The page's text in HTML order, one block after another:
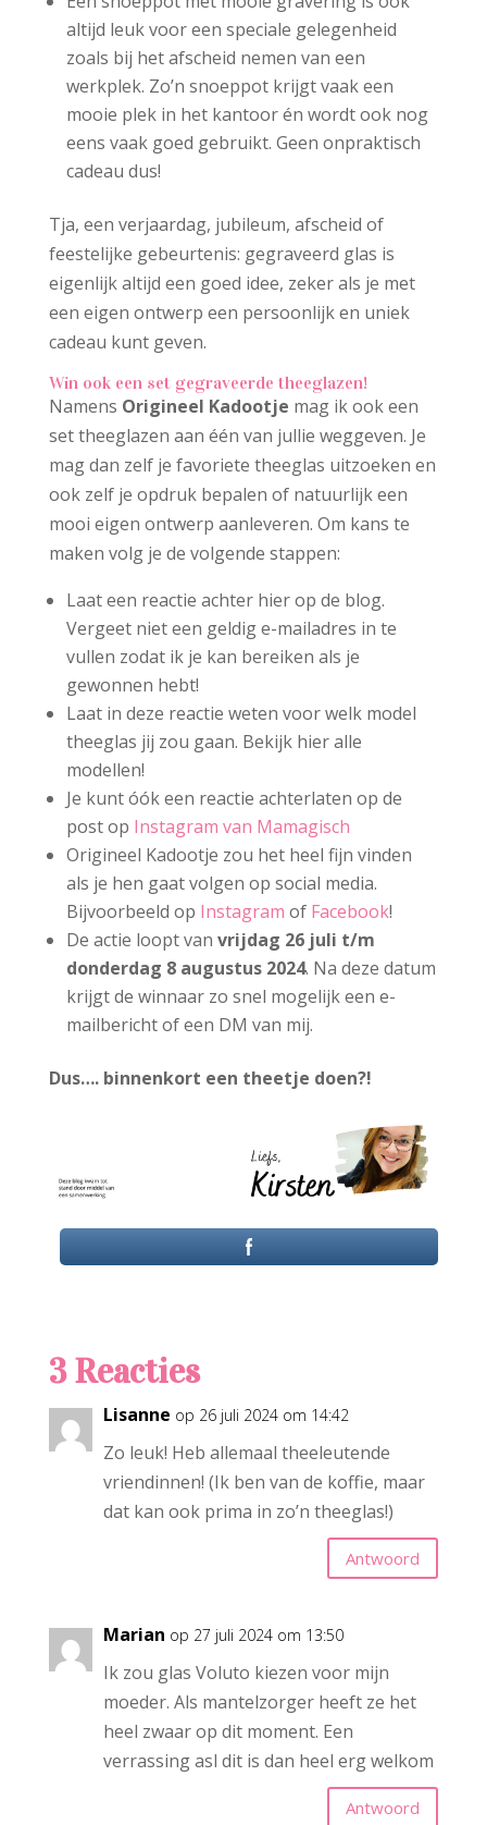
altijd leuk voor een speciale gelegenheid
zoals bij het afscheid nemen van een
werkplek. Zo’n snoeppot krijgt vaak een
mooie plek in het kantoor én wordt ook nog
eens vaak goed gebruikt. Geen onpraktisch
cadeau dus!
Tja, een verjaardag, jubileum, afscheid of
feestelijke gebeurtenis: gegraveerd glas is
eigenlijk altijd een goed idee, zeker als je met
een eigen ontwerp een persoonlijk en uniek
cadeau kunt geven.
Win ook een set gegraveerde theeglazen!
Namens Origineel Kadootje mag ik ook een
set theeglazen aan één van jullie weggeven. Je
mag dan zelf je favoriete theeglas uitzoeken en
ook zelf je opdruk bepalen of natuurlijk een
mooi eigen ontwerp aanleveren. Om kans te
maken volg je de volgende stappen:
Laat een reactie achter hier op de blog.
Vergeet niet een geldig e-mailadres in te
vullen zodat ik je kan bereiken als je
gewonnen hebt!
Laat in deze reactie weten voor welk model
theeglas jij zou gaan. Bekijk hier alle
modellen!
Je kunt óók een reactie achterlaten op de
post op Instagram van Mamagisch
Origineel Kadootje zou het heel fijn vinden
als je hen gaat volgen op social media.
Bijvoorbeeld op Instagram of Facebook!
De actie loopt van vrijdag 26 juli t/m
donderdag 8 augustus 2024. Na deze datum
krijgt de winnaar zo snel mogelijk een e-
mailbericht of een DM van mij.
Dus…. binnenkort een theetje doen?!
3 Reacties
Lisanne op 26 juli 2024 om 14:42
Zo leuk! Heb allemaal theeleutende
vriendinnen! (Ik ben van de koffie, maar
dat kan ook prima in zo’n theeglas!)
Antwoord
Marian op 27 juli 2024 om 13:50
Ik zou glas Voluto kiezen voor mijn
moeder. Als mantelzorger heeft ze het
heel zwaar op dit moment. Een
verrassing asl dit is dan heel erg welkom
Antwoord